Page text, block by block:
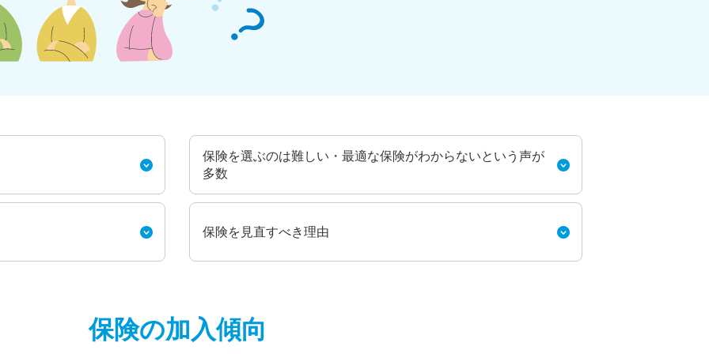
保険を選ぶのは難しい・最適な保険がわからないという声が
多数
保険を見直すべき理由
保険の加入傾向